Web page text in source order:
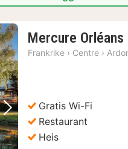
Neste bilde
Mercure
Frankrike › Centre ›
Gratis Wi-Fi
Restaurant
Heis